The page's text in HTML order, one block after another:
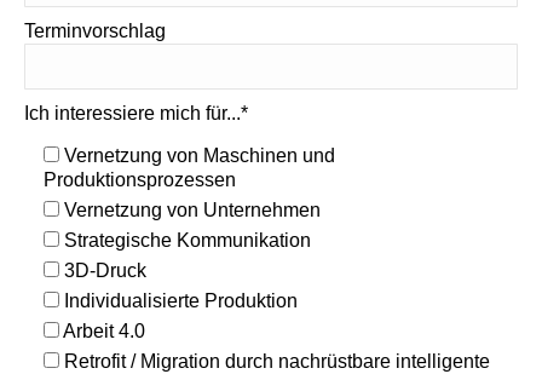
Terminvorschlag
Ich interessiere mich für...*
Vernetzung von Maschinen und
Produktionsprozessen
Vernetzung von Unternehmen
Strategische Kommunikation
3D-Druck
Individualisierte Produktion
Arbeit 4.0
Retrofit / Migration durch nachrüstbare intelligente